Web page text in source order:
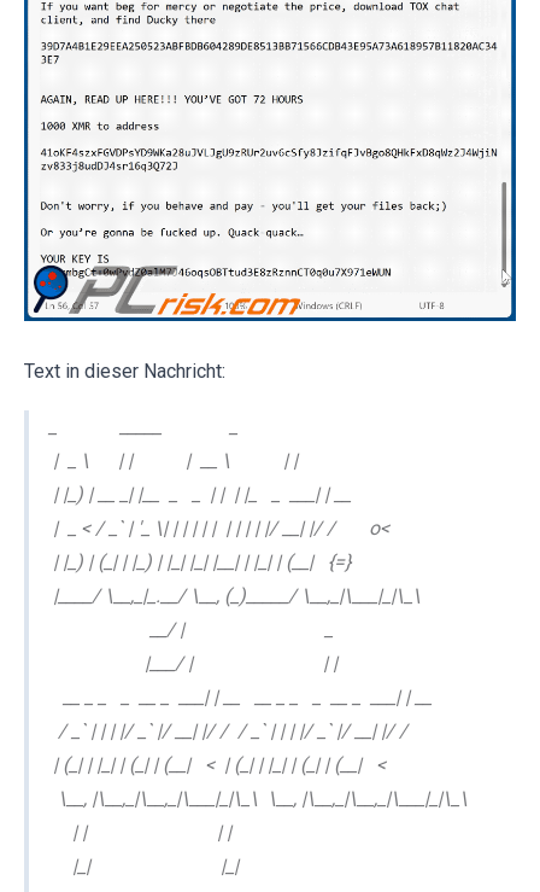
Text in dieser Nachricht:
| _ \ | | | __ \ | |
| |_) | __ _| |__ _ _ | | | |_ _ ___| | __
| _ < / _` | '_ \| | | | | | | | | | |/ __| |/ / o<
| |_) | (_| | |_) | |_| |_| |__| | |_| | (__| {=}
|____/ \__,_|_.__/ \__, (_)_____/ \__,_|\___|_|\_\
__/ | _
|___/ | | |
__ _ _ _ __ _ ___| | __ __ _ _ _ __ _ ___| | __
/ _` | | | |/ _` |/ __| |/ / / _` | | | |/ _` |/ __| |/ /
| (_| | |_| | (_| | (__| < | (_| | |_| | (_| | (__| <
\__, |\__,_|\__,_|\___|_|\_\ \__, |\__,_|\__,_|\___|_|\_\
| | | |
|_| |_|